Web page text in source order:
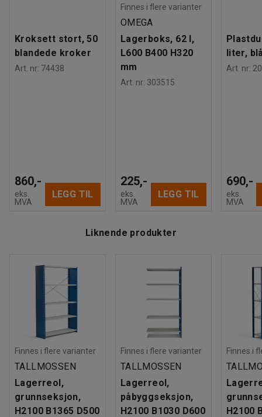
Kroksett stort, 50
blandede kroker
Art. nr: 74438
860,-
eks.
MVA
LEGG TIL
Finnes i flere varianter
OMEGA
Lagerboks, 62 l,
L600 B400 H320
mm
Art. nr: 303515
225,-
eks.
MVA
LEGG TIL
liter,
Art. nr:
690,-
eks.
MVA
Liknende produkter
Finnes i flere varianter
TALLMOSSEN
Lagerreol,
grunnseksjon,
H2100 B1365 D500
Finnes i flere varianter
TALLMOSSEN
Lagerreol,
påbyggseksjon,
H2100 B1030 D600
Finnes i
H2100